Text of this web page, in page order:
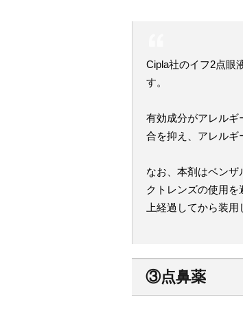
Cipla社のイフ2点眼
す。
有効成分がアレルギ
合を抑え、アレルギ
なお、本剤はベン
クトレンズの使用
上経過してから装用
③点鼻薬